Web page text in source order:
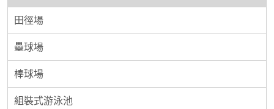
田徑場
壘球場
棒球場
組裝式游泳池